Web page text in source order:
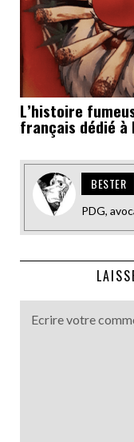
L’histoire
français dédié à
BESTER
PDG,